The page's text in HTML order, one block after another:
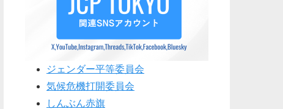
ジェンダー平等委員会
気候危機打開委員会
しんぶん赤旗